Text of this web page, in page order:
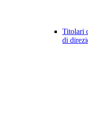
Titolari
di